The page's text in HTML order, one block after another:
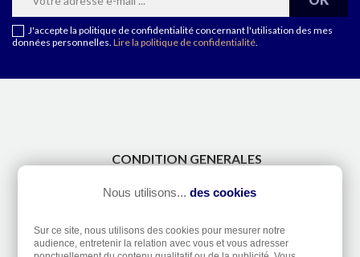
J'accepte la politique de confidentialité concernant l'utilisation des mes
données personnelles. Lire la politique de confidentialité.
CONDITION GENERALES
A PROPOS
ETANCHÉITÉ DES MONTRES
Nous utilisons... des cookies
Sur ce site, nous utilisons des cookies pour mesurer notre
audience, entretenir la relation avec vous et vous adresser